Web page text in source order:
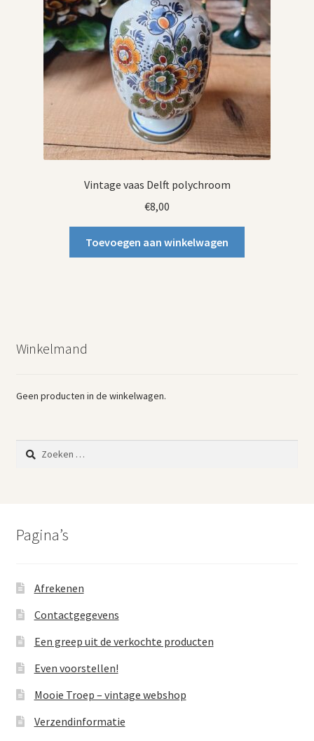
Vintage vaas Delft polychroom
€8,00
Toevoegen aan winkelwagen
Winkelmand
Geen producten in de winkelwagen.
Zoeken
naar:
Pagina’s
Afrekenen
Contactgegevens
Een greep uit de verkochte producten
Even voorstellen!
Mooie Troep – vintage webshop
Verzendinformatie